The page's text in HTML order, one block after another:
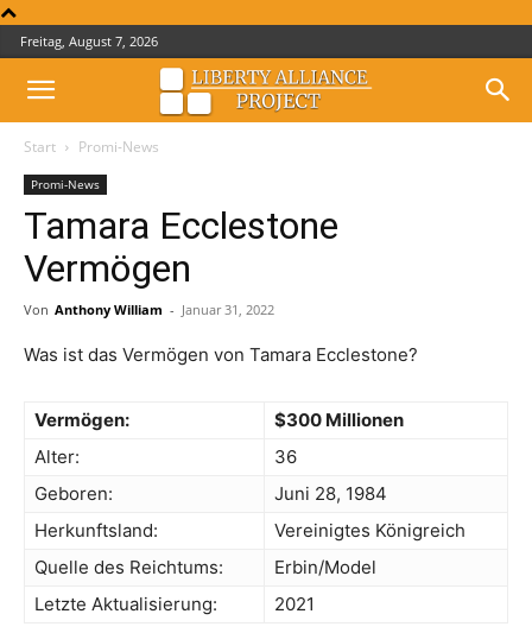
Freitag, August 7, 2026
Start Promi-News
Promi-News
Tamara Ecclestone
Vermögen
Von Anthony William - Januar 31, 2022
Was ist das Vermögen von Tamara Ecclestone?
Vermögen:
$300 Millionen
Alter:
36
Geboren:
Juni 28, 1984
Herkunftsland:
Vereinigtes Königreich
Quelle des Reichtums:
Erbin/Model
Letzte Aktualisierung:
2021